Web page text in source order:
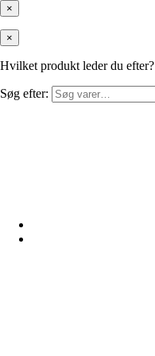
×
×
Hvilket produkt leder du efter?
Søg efter: